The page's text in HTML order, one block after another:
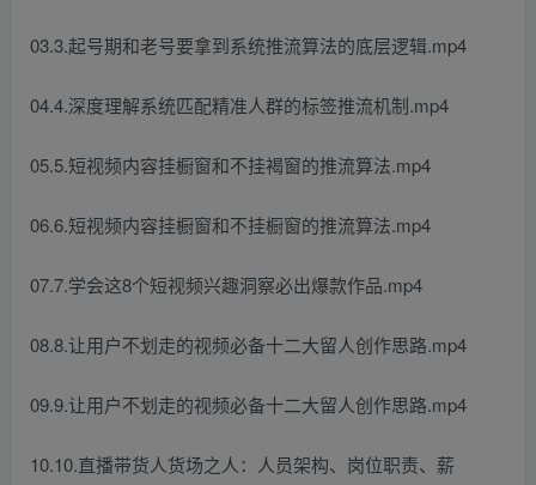
03.3.起号期和老号要拿到系统推流算法的底层逻辑.mp4
04.4.深度理解系统匹配精准人群的标签推流机制.mp4
05.5.短视频内容挂橱窗和不挂褐窗的推流算法.mp4
06.6.短视频内容挂橱窗和不挂橱窗的推流算法.mp4
07.7.学会这8个短视频兴趣洞察必出爆款作品.mp4
08.8.让用户不划走的视频必备十二大留人创作思路.mp4
09.9.让用户不划走的视频必备十二大留人创作思路.mp4
10.10.直播带货人货场之人：人员架构、岗位职责、薪